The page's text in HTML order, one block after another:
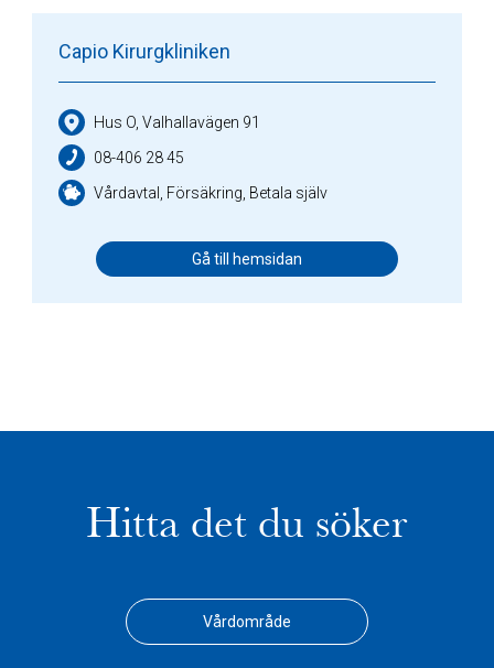
Capio Kirurgkliniken
Hus O, Valhallavägen 91
08-406 28 45
Vårdavtal, Försäkring, Betala själv
Gå till hemsidan
Hitta det du söker
Vårdområde